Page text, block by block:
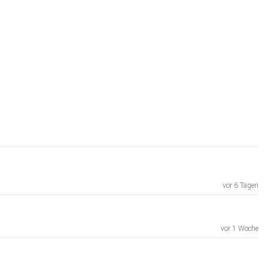
vor 6 Tagen
vor 1 Woche